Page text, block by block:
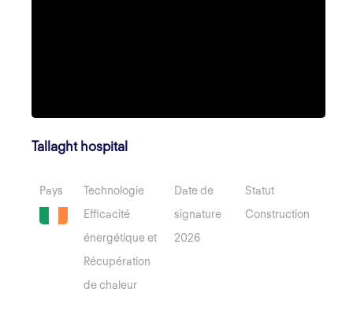
Tallaght hospital
Pays
Technologie
Efficacité
énergétique et
Récupération
de chaleur
Date de
signature
2026
Statut
Construction